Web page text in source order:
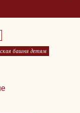
башня детям